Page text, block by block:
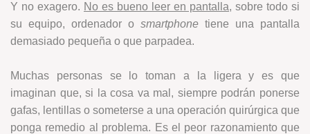
Y no exagero. No es bueno leer en pantalla, sobre todo si
su equipo, ordenador o smartphone tiene una pantalla
demasiado pequeña o que parpadea.
Muchas personas se lo toman a la ligera y es que
imaginan que, si la cosa va mal, siempre podrán ponerse
gafas, lentillas o someterse a una operación quirúrgica que
ponga remedio al problema. Es el peor razonamiento que